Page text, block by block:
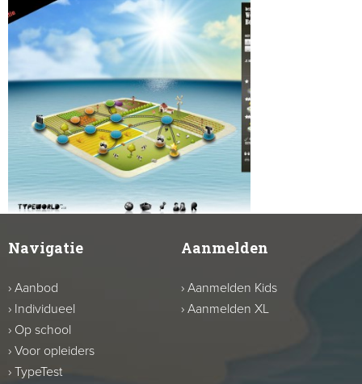
Navigatie
› Aanbod
› Individueel
› Op school
› Voor opleiders
› TypeTest
Aanmelden
› Aanmelden Kids
› Aanmelden XL